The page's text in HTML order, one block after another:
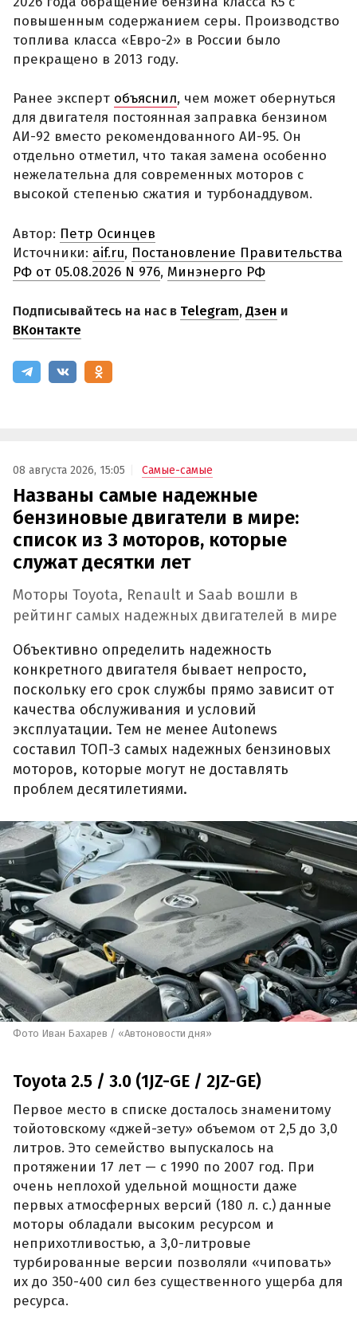
повышенным содержанием серы. Производство
топлива класса «Евро-2» в России было
прекращено в 2013 году.
Ранее эксперт объяснил, чем может обернуться
для двигателя постоянная заправка бензином
АИ-92 вместо рекомендованного АИ-95. Он
отдельно отметил, что такая замена особенно
нежелательна для современных моторов с
высокой степенью сжатия и турбонаддувом.
Автор: Петр Осинцев
Источники: aif.ru, Постановление Правительства
РФ от 05.08.2026 N 976, Минэнерго РФ
Подписывайтесь на нас в Telegram,Дзен и
ВКонтакте
08 августа 2026, 15:05 Самые-самые
Названы самые надежные
бензиновые двигатели в мире:
список из 3 моторов, которые
служат десятки лет
Моторы Toyota, Renault и Saab вошли в
рейтинг самых надежных двигателей в мире
Объективно определить надежность
конкретного двигателя бывает непросто,
поскольку его срок службы прямо зависит от
качества обслуживания и условий
эксплуатации. Тем не менее Autonews
составил ТОП-3 самых надежных бензиновых
моторов, которые могут не доставлять
проблем десятилетиями.
Фото Иван Бахарев / «Автоновости дня»
Toyota 2.5 / 3.0 (1JZ-GE / 2JZ-GE)
Первое место в списке досталось знаменитому
тойотовскому «джей-зету» объемом от 2,5 до 3,0
литров. Это семейство выпускалось на
протяжении 17 лет — с 1990 по 2007 год. При
очень неплохой удельной мощности даже
первых атмосферных версий (180 л. с.) данные
моторы обладали высоким ресурсом и
неприхотливостью, а 3,0-литровые
турбированные версии позволяли «чиповать»
их до 350-400 сил без существенного ущерба для
ресурса.